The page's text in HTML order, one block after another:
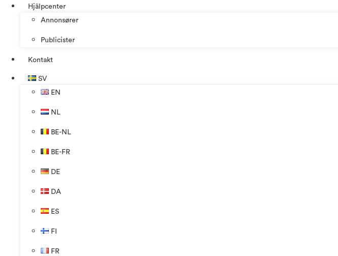
Hjälpcenter
Annonsører
Publicister
Kontakt
SV
EN
NL
BE-NL
BE-FR
DE
DA
ES
FI
FR